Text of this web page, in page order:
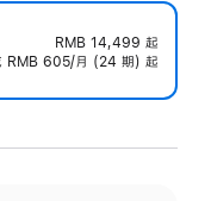
RMB 14,499 起
RMB 605/月 (24 期) 起